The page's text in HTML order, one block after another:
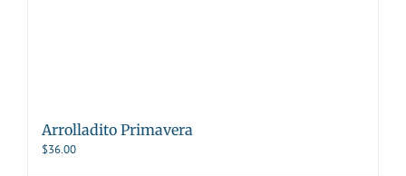
Arrolladito Primavera
$36.00